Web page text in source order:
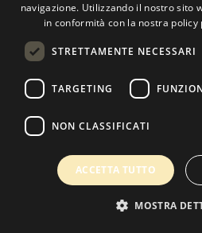
Contact us
Copyright 2022 Selected Artworks
Powered by
navigazione. Utilizzando il nostro sito
in conformità con la nostra policy
STRETTAMENTE NECESSARI
TARGETING
NON CLASSIFICATI
ACCETTA TUTTO
MOSTRA